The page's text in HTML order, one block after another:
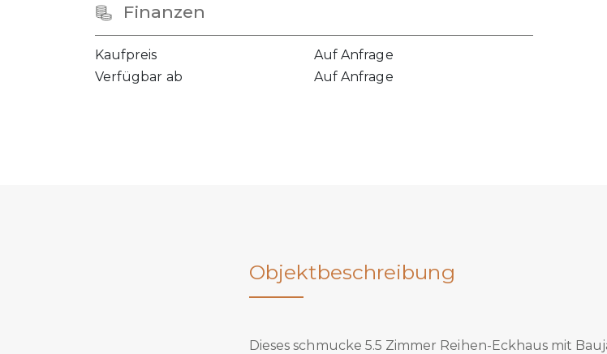
Finanzen
Kaufpreis
Auf Anfrage
Verfügbar ab
Auf Anfrage
Objektbeschreibung
Dieses schmucke 5.5 Zimmer Reihen-Eckhaus mit